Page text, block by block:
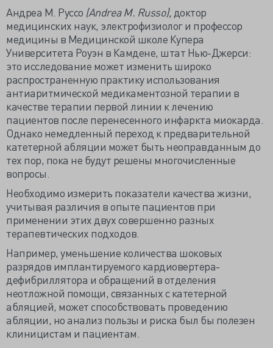
Андреа М. Руссо (Andrea M. Russo), доктор
медицинских наук, электрофизиолог и профессор
медицины в Медицинской школе Купера
Университета Роуэн в Камдене, штат Нью-Джерси:
это исследование может изменить широко
распространенную практику использования
антиаритмической медикаментозной терапии в
качестве терапии первой линии к лечению
пациентов после перенесенного инфаркта миокарда.
Однако немедленный переход к предварительной
катетерной абляции может быть неоправданным до
тех пор, пока не будут решены многочисленные
вопросы.
Необходимо измерить показатели качества жизни,
учитывая различия в опыте пациентов при
применении этих двух совершенно разных
терапевтических подходов.
Например, уменьшение количества шоковых
разрядов имплантируемого кардиовертера-
дефибриллятора и обращений в отделения
неотложной помощи, связанных с катетерной
абляцией, может способствовать проведению
абляции, но анализ пользы и риска был бы полезен
клиницистам и пациентам.